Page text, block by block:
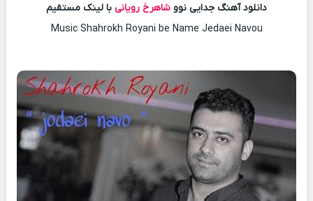
دانلود آهنگ جدایی نوو شاهرخ رویانی با لینک مستقیم
Music Shahrokh Royani be Name Jedaei Navou